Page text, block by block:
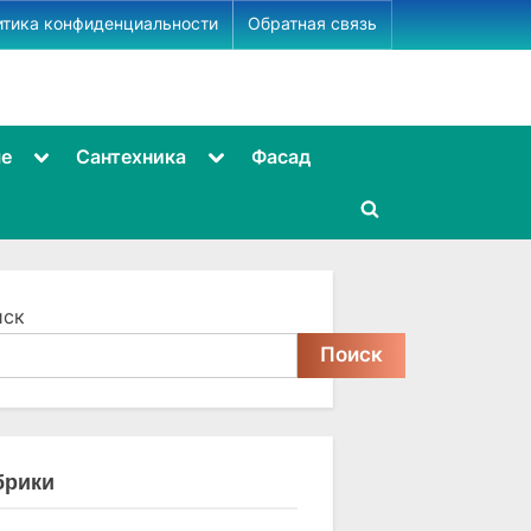
конфиденциальности Обратная связь
ToggleСантехника
ToggleФасад
Toggle
Поиск